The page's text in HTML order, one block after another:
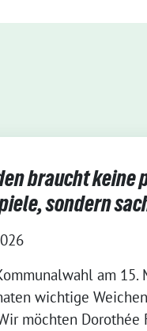
braucht keine
sondern
am
wichtige
möchten Dorothée